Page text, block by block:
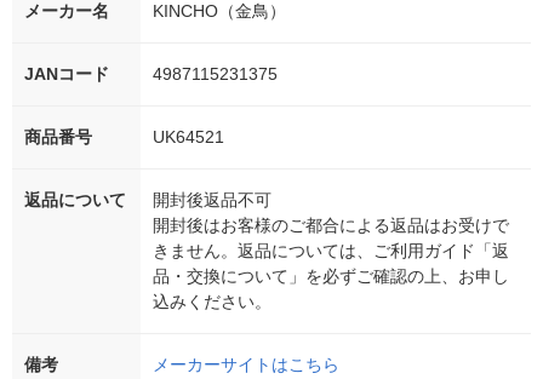
メーカー名 KINCHO（金鳥）
JANコード 4987115231375
商品番号 UK64521
返品について
開封後返品不可
開封後はお客様のご都合による返品はお受けで
きません。返品については、ご利用ガイド「返
品・交換について」を必ずご確認の上、お申し
込みください。
備考
メーカーサイトはこちら